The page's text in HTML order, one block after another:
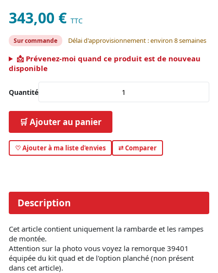
343,00 € TTC
Sur commande Délai d'approvisionnement : environ 8 semaines
📩 Prévenez-moi quand ce produit est de nouveau
disponible
Quantité
🛒 Ajouter au panier
♡ Ajouter à ma liste d'envies ⇄ Comparer
Description
Cet article contient uniquement la rambarde et les rampes
de montée.
Attention sur la photo vous voyez la remorque 39401
équipée du kit quad et de l'option planché (non présent
dans cet article).